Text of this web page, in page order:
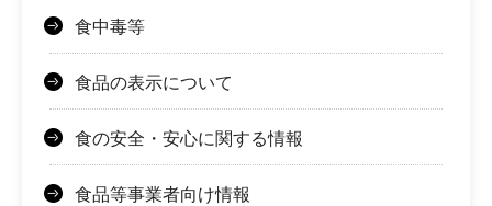
食中毒等
食品の表示について
食の安全・安心に関する情報
食品等事業者向け情報